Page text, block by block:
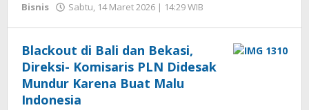
Bisnis Sabtu, 14 Maret 2026 | 14:29 WIB
Blackout di Bali dan Bekasi,
Direksi- Komisaris PLN Didesak
Mundur Karena Buat Malu
Indonesia